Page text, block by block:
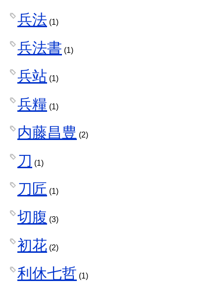
兵法 (1)
兵法書 (1)
兵站 (1)
兵糧 (1)
内藤昌豊 (2)
刀 (1)
刀匠 (1)
切腹 (3)
初花 (2)
利休七哲 (1)